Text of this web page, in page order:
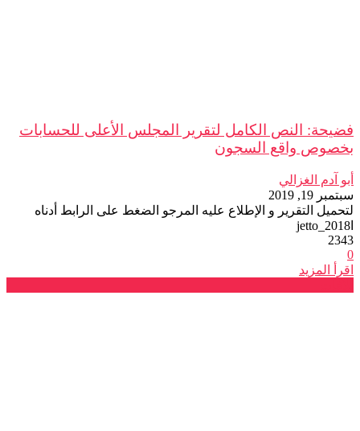
فضيحة: النص الكامل لتقرير المجلس الأعلى للحسابات
بخصوص واقع السجون
أبو آدم الغزالي
سبتمبر 19, 2019
لتحميل التقرير و الإطلاع عليه المرجو الضغط على الرابط أدناه
2343
0
اقرأ المزيد